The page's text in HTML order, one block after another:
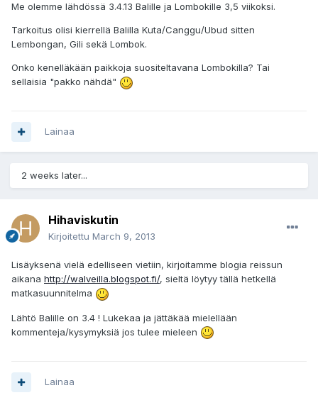
Me olemme lähdössä 3.4.13 Balille ja Lombokille 3,5 viikoksi.
Tarkoitus olisi kierrellä Balilla Kuta/Canggu/Ubud sitten
Lembongan, Gili sekä Lombok.
Onko kenelläkään paikkoja suositeltavana Lombokilla? Tai
sellaisia "pakko nähdä"
Lainaa
2 weeks later...
Hihaviskutin
Kirjoitettu March 9, 2013
Lisäyksenä vielä edelliseen vietiin, kirjoitamme blogia reissun
aikana http://walveilla.blogspot.fi/, sieltä löytyy tällä hetkellä
matkasuunnitelma
Lähtö Balille on 3.4 ! Lukekaa ja jättäkää mielellään
kommenteja/kysymyksiä jos tulee mieleen
Lainaa